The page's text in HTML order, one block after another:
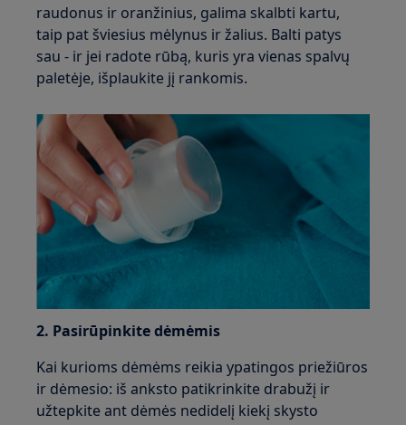
raudonus ir oranžinius, galima skalbti kartu,
taip pat šviesius mėlynus ir žalius. Balti patys
sau - ir jei radote rūbą, kuris yra vienas spalvų
paletėje, išplaukite jį rankomis.
2. Pasirūpinkite dėmėmis
Kai kurioms dėmėms reikia ypatingos priežiūros
ir dėmesio: iš anksto patikrinkite drabužį ir
užtepkite ant dėmės nedidelį kiekį skysto